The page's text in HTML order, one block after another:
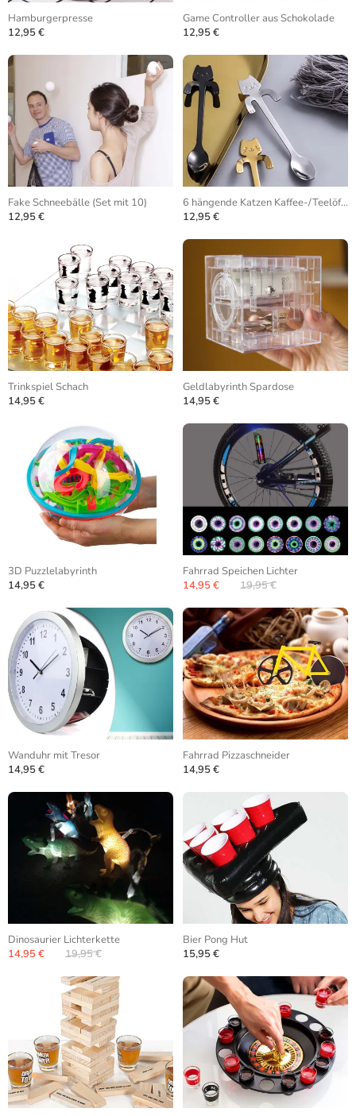
Hamburgerpresse
12,95 €
Game Controller aus Schokolade
12,95 €
Fake Schneebälle (Set mit 10)
12,95 €
6 hängende Katzen Kaffee-/Teelöffel
12,95 €
Trinkspiel Schach
14,95 €
Geldlabyrinth Spardose
14,95 €
3D Puzzlelabyrinth
14,95 €
Fahrrad Speichen Lichter
14,95 €
19,95 €
Wanduhr mit Tresor
14,95 €
Fahrrad Pizzaschneider
14,95 €
Dinosaurier Lichterkette
14,95 €
19,95 €
Bier Pong Hut
15,95 €